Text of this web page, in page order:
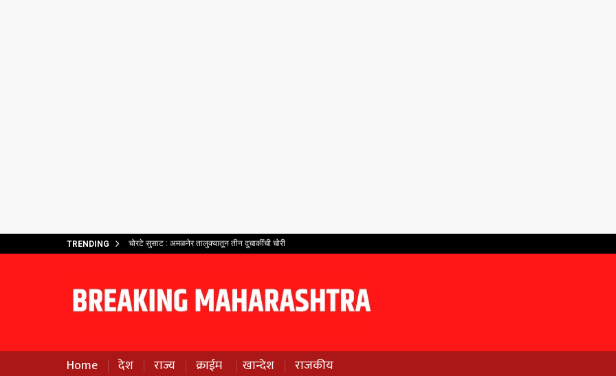
TRENDING चोरटे सुसाट : अमळनेर तालुक्यातून तीन दुचाकींची चोरी
Home देश राज्य क्राईम खान्देश राजकीय